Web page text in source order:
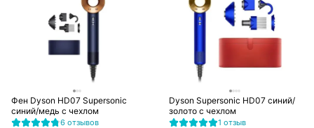
Фен Dyson HD07 Supersonic
синий/медь с чехлом
6 отзывов
Dyson Supersonic HD07 синий/
золото с чехлом
1 отзыв